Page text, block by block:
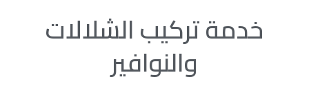
خدمة تركيب الشلالات
والنوافير